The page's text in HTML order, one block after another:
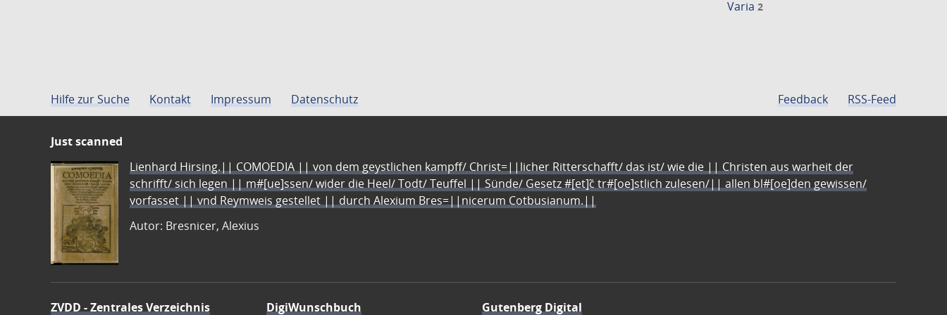
Varia 2
Hilfe zur Suche Kontakt Impressum Datenschutz Feedback RSS-Feed
Just scanned
Lienhard Hirsing.|| COMOEDIA || von dem geystlichen kampff/ Christ=||licher Ritterschafft/ das ist/ wie die || Christen aus warheit der
schrifft/ sich legen || m#[ue]ssen/ wider die Heel/ Todt/ Teuffel || Sünde/ Gesetz #[et]c̃ tr#[oe]stlich zulesen/|| allen bl#[oe]den gewissen/
vorfasset || vnd Reymweis gestellet || durch Alexium Bres=||nicerum Cotbusianum.||
Autor: Bresnicer, Alexius
ZVDD - Zentrales Verzeichnis DigiWunschbuch Gutenberg Digital